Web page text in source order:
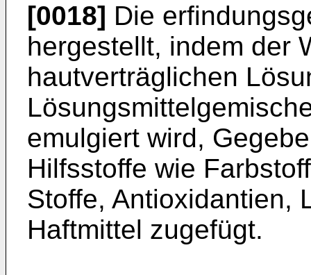
[0018] Die
hergestellt, indem der
hautverträglichen
emulgiert wird,
Hilfsstoffe wie
Stoffe, Antioxidantien,
Haftmittel zuge­fügt.